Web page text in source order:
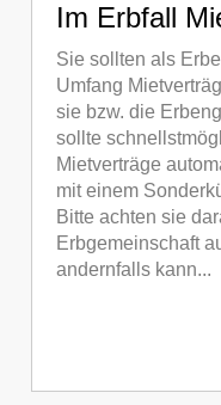
Im Erbfall
Sie sollten als
Umfang
sie bzw. die
sollte
Mietverträge
mit einem
Bitte achten sie
Erbgemeinschaft
andernfalls kann...